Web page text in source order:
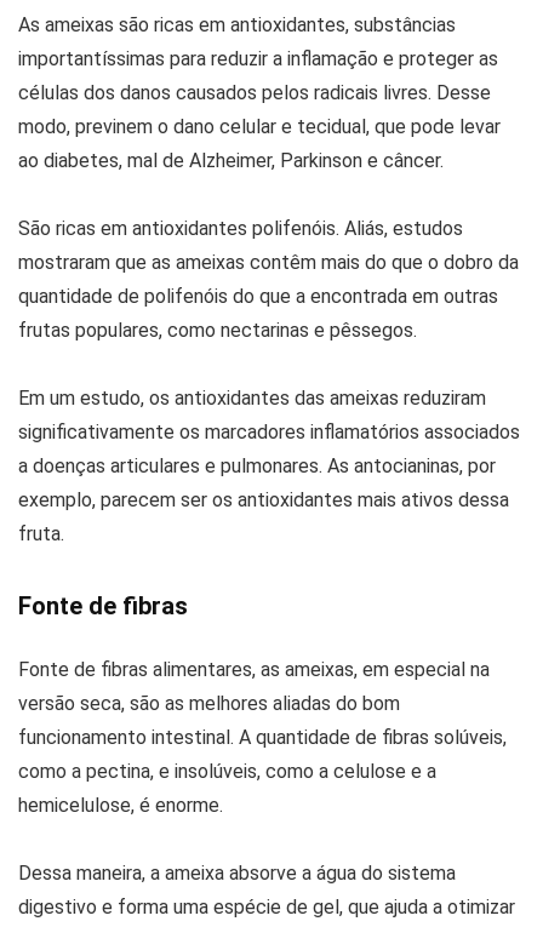
As ameixas são ricas em antioxidantes, substâncias
importantíssimas para reduzir a inflamação e proteger as
células dos danos causados pelos radicais livres. Desse
modo, previnem o dano celular e tecidual, que pode levar
ao diabetes, mal de Alzheimer, Parkinson e câncer.
São ricas em antioxidantes polifenóis. Aliás, estudos
mostraram que as ameixas contêm mais do que o dobro da
quantidade de polifenóis do que a encontrada em outras
frutas populares, como nectarinas e pêssegos.
Em um estudo, os antioxidantes das ameixas reduziram
significativamente os marcadores inflamatórios associados
a doenças articulares e pulmonares. As antocianinas, por
exemplo, parecem ser os antioxidantes mais ativos dessa
fruta.
Fonte de fibras
Fonte de fibras alimentares, as ameixas, em especial na
versão seca, são as melhores aliadas do bom
funcionamento intestinal. A quantidade de fibras solúveis,
como a pectina, e insolúveis, como a celulose e a
hemicelulose, é enorme.
Dessa maneira, a ameixa absorve a água do sistema
digestivo e forma uma espécie de gel, que ajuda a otimizar